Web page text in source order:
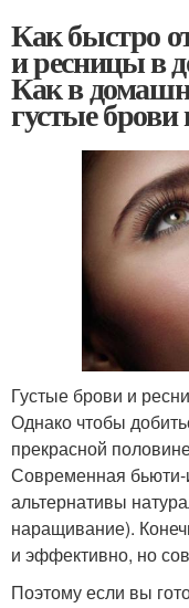
Как быстро
и ресницы в
Как в
густые
Густые брови и
Однако чтобы
прекрасной
Современная бьюти-
альтернативы
наращивание).
и эффективно, но
Поэтому если вы